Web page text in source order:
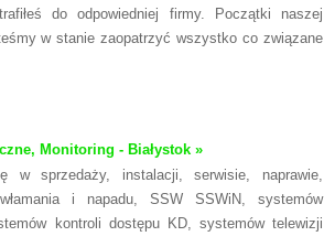
do odpowiedniej firmy. Początki naszej
w stanie zaopatrzyć wszystko co związane
Monitoring - Białystok »
w sprzedaży, instalacji, serwisie, naprawie,
i napadu, SSW SSWiN, systemów
kontroli dostępu KD, systemów telewizji